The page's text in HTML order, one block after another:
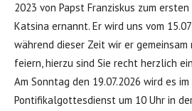
2023 von Papst Franziskus zum
Katsina ernannt. Er wird uns vom
während dieser Zeit wir er
feiern, hierzu sind Sie recht herzlich
Am Sonntag den 19.07.2026 wird es
Pontifikalgottesdienst um 10 Uhr in